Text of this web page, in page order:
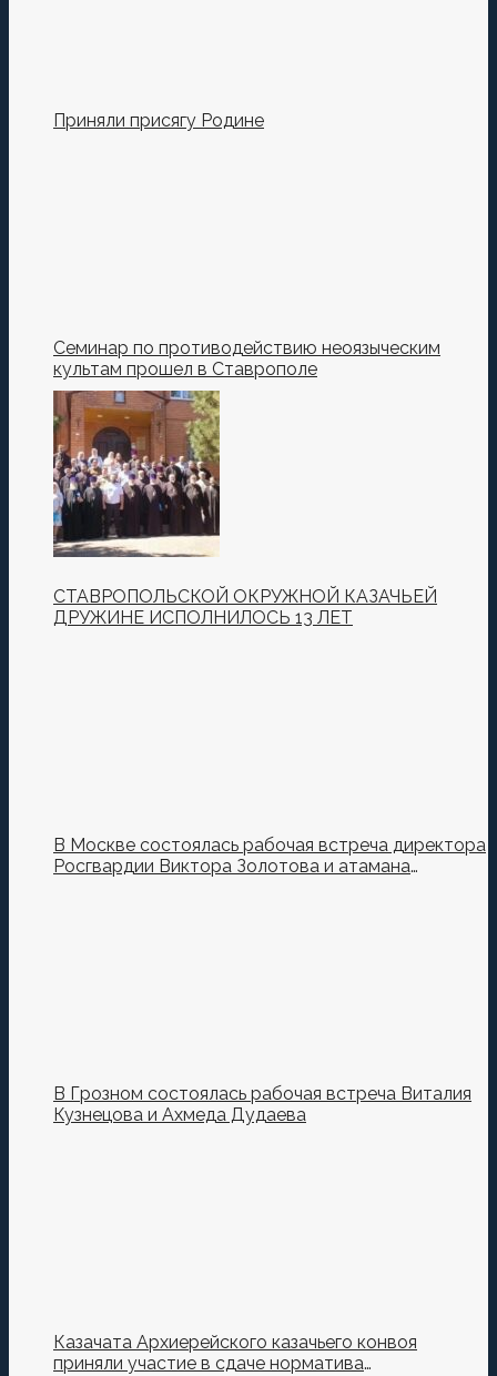
Приняли присягу Родине
Семинар по противодействию неоязыческим
культам прошел в Ставрополе
СТАВРОПОЛЬСКОЙ ОКРУЖНОЙ КАЗАЧЬЕЙ
ДРУЖИНЕ ИСПОЛНИЛОСЬ 13 ЛЕТ
В Москве состоялась рабочая встреча директора
Росгвардии Виктора Золотова и атамана
В Грозном состоялась рабочая встреча Виталия
Кузнецова и Ахмеда Дудаева
Казачата Архиерейского казачьего конвоя
приняли участие в сдаче норматива